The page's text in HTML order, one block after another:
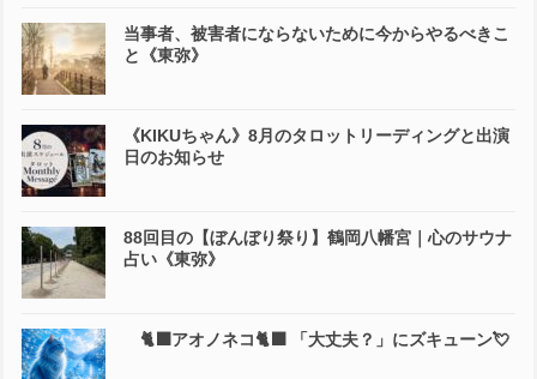
当事者、被害者にならないために今からやるべきこ
と《東弥》
《KIKUちゃん》8月のタロットリーディングと出演
日のお知らせ
88回目の【ぼんぼり祭り】鶴岡八幡宮｜心のサウナ
占い《東弥》
🐈‍⬛アオノネコ🐈‍⬛ 「大丈夫？」にズキューン💘